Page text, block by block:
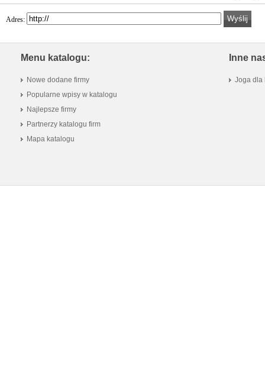
Adres:
Menu katalogu:
Nowe dodane firmy
Popularne wpisy w katalogu
Najlepsze firmy
Partnerzy katalogu firm
Mapa katalogu
Inne
Joga dla